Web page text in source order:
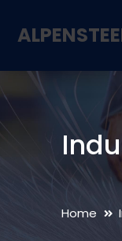
Home